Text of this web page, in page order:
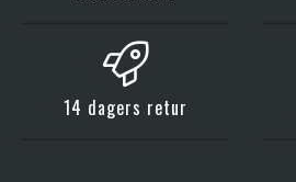
14 dagers retur